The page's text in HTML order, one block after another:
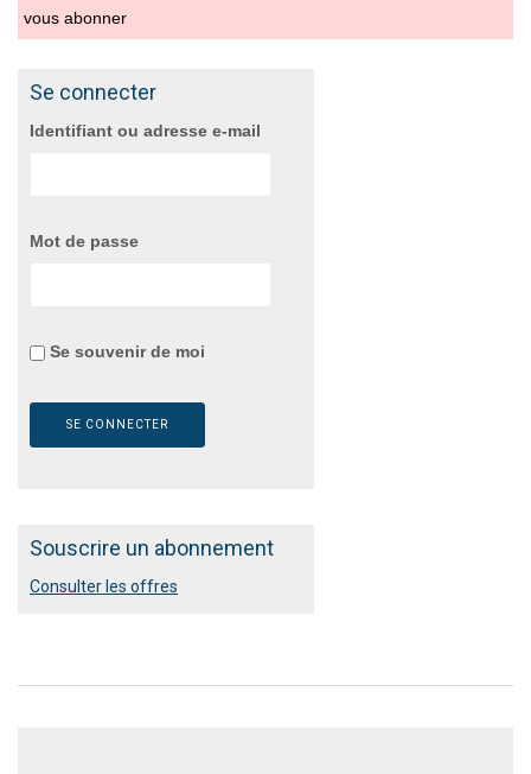
vous abonner
Se connecter
Identifiant ou adresse e-mail
Mot de passe
Se souvenir de moi
Souscrire un abonnement
Consulter les offres